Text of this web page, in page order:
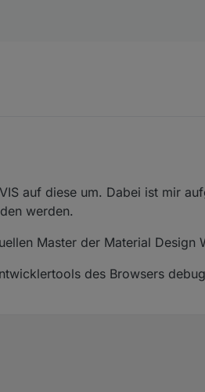
ich einbauen.
auf diese um. Dabei ist mir
werden.
Master der Material Design
des Browsers